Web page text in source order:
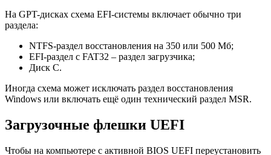
На GPT-дисках схема EFI-системы включает обычно три
раздела:
NTFS-раздел восстановления на 350 или 500 Мб;
EFI-раздел с FAT32 – раздел загрузчика;
Диск С.
Иногда схема может исключать раздел восстановления
Windows или включать ещё один технический раздел MSR.
Загрузочные флешки UEFI
Чтобы на компьютере с активной BIOS UEFI переустановить